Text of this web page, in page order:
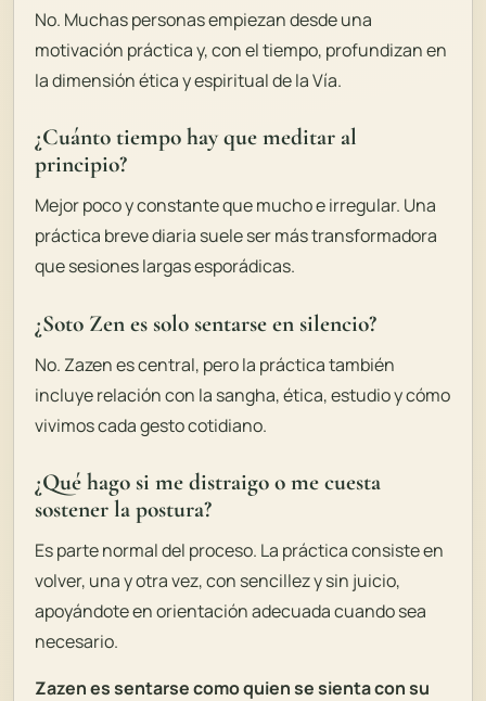
No. Muchas personas empiezan desde una
motivación práctica y, con el tiempo, profundizan en
la dimensión ética y espiritual de la Vía.
¿Cuánto tiempo hay que meditar al
principio?
Mejor poco y constante que mucho e irregular. Una
práctica breve diaria suele ser más transformadora
que sesiones largas esporádicas.
¿Soto Zen es solo sentarse en silencio?
No. Zazen es central, pero la práctica también
incluye relación con la sangha, ética, estudio y cómo
vivimos cada gesto cotidiano.
¿Qué hago si me distraigo o me cuesta
sostener la postura?
Es parte normal del proceso. La práctica consiste en
volver, una y otra vez, con sencillez y sin juicio,
apoyándote en orientación adecuada cuando sea
necesario.
Zazen es sentarse como quien se sienta con su